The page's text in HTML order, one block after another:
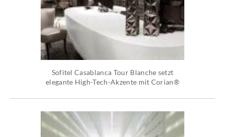
Sofitel Casablanca Tour Blanche setzt
elegante High-Tech-Akzente mit Corian®